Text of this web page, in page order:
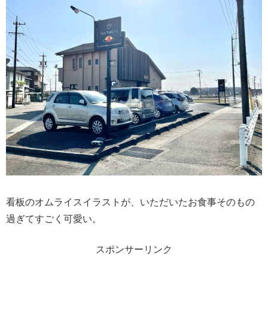
看板のオムライスイラストが、いただいたお食事そのもの
過ぎてすごく可愛い。
スポンサーリンク